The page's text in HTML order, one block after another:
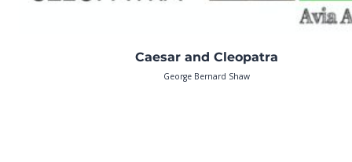
Caesar and Cleopatra
George Bernard Shaw